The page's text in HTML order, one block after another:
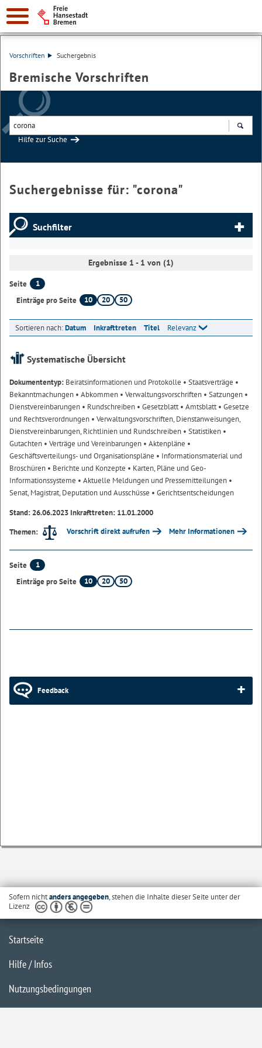
Vorschriften Suchergebnis
Bremische Vorschriften
Hilfe zur Suche
Suchergebnisse für: "corona"
Suchfilter
Ergebnisse 1 - 1 von (1)
Seite
1
Einträge pro Seite
10 20 50
Sortieren nach:Datum Inkrafttreten Titel Relevanz
Systematische Übersicht
Dokumententyp: Beiratsinformationen und Protokolle • Staatsverträge •
Bekanntmachungen • Abkommen • Verwaltungsvorschriften • Satzungen •
Dienstvereinbarungen • Rundschreiben • Gesetzblatt• Amtsblatt• Gesetze
und Rechtsverordnungen • Verwaltungsvorschriften, Dienstanweisungen,
Dienstvereinbarungen, Richtlinien und Rundschreiben • Statistiken •
Gutachten • Verträge und Vereinbarungen • Aktenpläne •
Geschäftsverteilungs- und Organisationspläne • Informationsmaterial und
Broschüren • Berichte und Konzepte • Karten, Pläne und Geo-
Informationssysteme • Aktuelle Meldungen und Pressemitteilungen •
Senat, Magistrat, Deputation und Ausschüsse • Gerichtsentscheidungen
Stand: 26.06.2023 Inkrafttreten: 11.01.2000
Themen:
Vorschrift direkt aufrufen Mehr Informationen
Seite
1
Einträge pro Seite
10 20 50
Feedback
Sofern nichtanders angegeben, stehen die Inhalte dieser Seite unter der
Lizenz
Startseite
Hilfe / Infos
Nutzungsbedingungen